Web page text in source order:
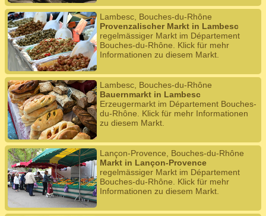
Lambesc, Bouches-du-Rhône
Provenzalischer Markt in Lambesc
regelmässiger Markt im Département
Bouches-du-Rhône. Klick für mehr
Informationen zu diesem Markt.
Lambesc, Bouches-du-Rhône
Bauernmarkt in Lambesc
Erzeugermarkt im Département Bouches-
du-Rhône. Klick für mehr Informationen
zu diesem Markt.
Lançon-Provence, Bouches-du-Rhône
Markt in Lançon-Provence
regelmässiger Markt im Département
Bouches-du-Rhône. Klick für mehr
Informationen zu diesem Markt.